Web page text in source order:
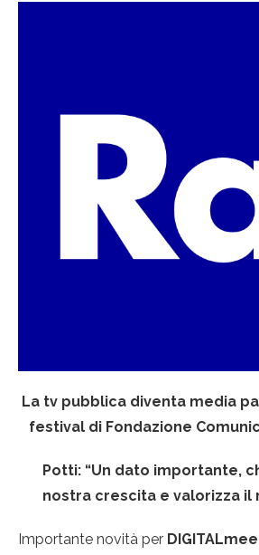
La tv pubblica diventa media
festival di Fondazione
Potti: “Un dato importante,
nostra crescita e valorizza il
Importante novità per